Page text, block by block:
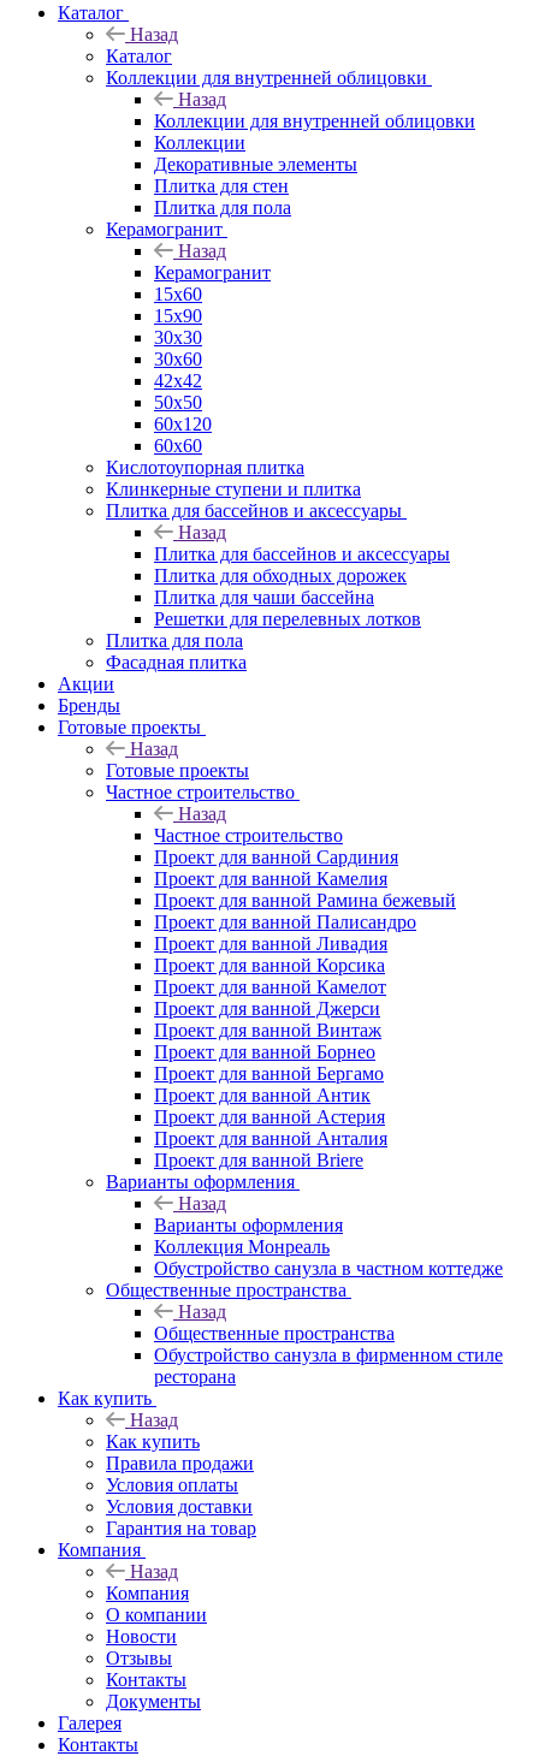
Каталог
Назад
Каталог
Коллекции для внутренней облицовки
Назад
Коллекции для внутренней облицовки
Коллекции
Декоративные элементы
Плитка для стен
Плитка для пола
Керамогранит
Назад
Керамогранит
15х60
15x90
30х30
30х60
42х42
50х50
60х120
60х60
Кислотоупорная плитка
Клинкерные ступени и плитка
Плитка для бассейнов и аксессуары
Назад
Плитка для бассейнов и аксессуары
Плитка для обходных дорожек
Плитка для чаши бассейна
Решетки для перелевных лотков
Плитка для пола
Фасадная плитка
Акции
Бренды
Готовые проекты
Назад
Готовые проекты
Частное строительство
Назад
Частное строительство
Проект для ванной Сардиния
Проект для ванной Камелия
Проект для ванной Рамина бежевый
Проект для ванной Палисандро
Проект для ванной Ливадия
Проект для ванной Корсика
Проект для ванной Камелот
Проект для ванной Джерси
Проект для ванной Винтаж
Проект для ванной Борнео
Проект для ванной Бергамо
Проект для ванной Антик
Проект для ванной Астерия
Проект для ванной Анталия
Проект для ванной Briere
Варианты оформления
Назад
Варианты оформления
Коллекция Монреаль
Обустройство санузла в частном коттедже
Общественные пространства
Назад
Общественные пространства
Обустройство санузла в фирменном стиле
ресторана
Как купить
Назад
Как купить
Правила продажи
Условия оплаты
Условия доставки
Гарантия на товар
Компания
Назад
Компания
О компании
Новости
Отзывы
Контакты
Документы
Галерея
Контакты